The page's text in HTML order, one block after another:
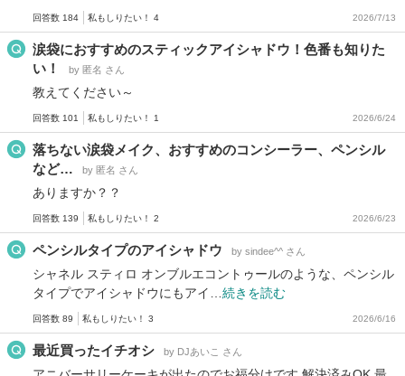
回答数 184 私もしりたい！ 4 2026/7/13
涙袋におすすめのスティックアイシャドウ！色番も知りた
い！
by 匿名 さん
教えてください～
回答数 101 私もしりたい！ 1 2026/6/24
落ちない涙袋メイク、おすすめのコンシーラー、ペンシル
など…
by 匿名 さん
ありますか？？
回答数 139 私もしりたい！ 2 2026/6/23
ペンシルタイプのアイシャドウ by sindee^^ さん
シャネル スティロ オンブルエコントゥールのような、ペンシル
タイプでアイシャドウにもアイ… 続きを読む
回答数 89 私もしりたい！ 3 2026/6/16
最近買ったイチオシ by DJあいこ さん